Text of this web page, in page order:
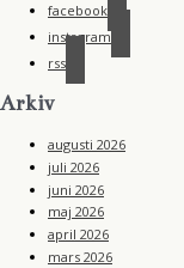
facebook
instagram
rss
Arkiv
augusti 2026
juli 2026
juni 2026
maj 2026
april 2026
mars 2026